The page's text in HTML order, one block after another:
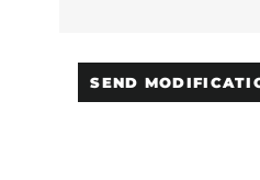
SEND